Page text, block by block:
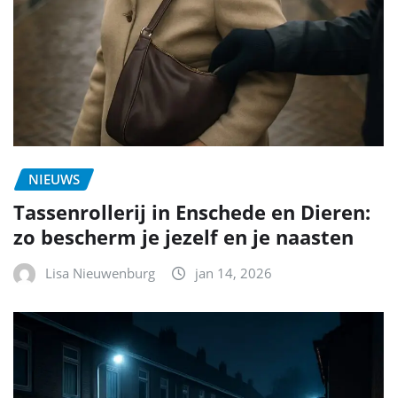
NIEUWS
Tassenrollerij in Enschede en Dieren:
zo bescherm je jezelf en je naasten
Lisa Nieuwenburg jan 14, 2026